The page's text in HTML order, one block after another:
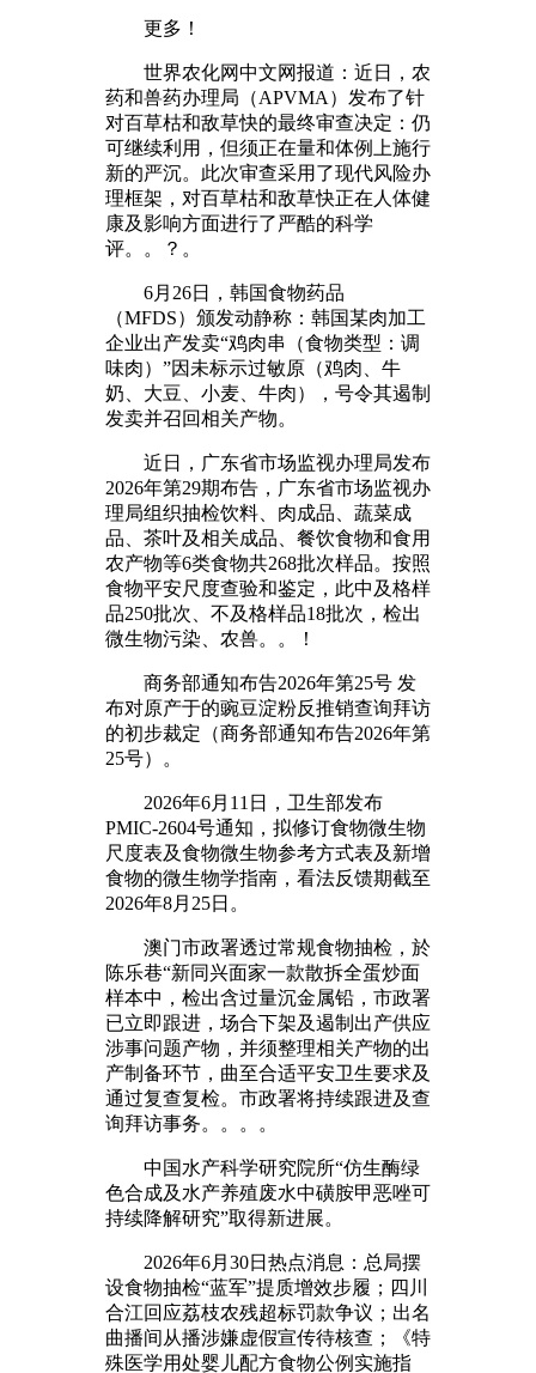
更多！
世界农化网中文网报道：近日，农
药和兽药办理局（APVMA）发布了针
对百草枯和敌草快的最终审查决定：仍
可继续利用，但须正在量和体例上施行
新的严沉。此次审查采用了现代风险办
理框架，对百草枯和敌草快正在人体健
康及影响方面进行了严酷的科学
评。。？。
6月26日，韩国食物药品
（MFDS）颁发动静称：韩国某肉加工
企业出产发卖“鸡肉串（食物类型：调
味肉）”因未标示过敏原（鸡肉、牛
奶、大豆、小麦、牛肉），号令其遏制
发卖并召回相关产物。
近日，广东省市场监视办理局发布
2026年第29期布告，广东省市场监视办
理局组织抽检饮料、肉成品、蔬菜成
品、茶叶及相关成品、餐饮食物和食用
农产物等6类食物共268批次样品。按照
食物平安尺度查验和鉴定，此中及格样
品250批次、不及格样品18批次，检出
微生物污染、农兽。。！
商务部通知布告2026年第25号 发
布对原产于的豌豆淀粉反推销查询拜访
的初步裁定（商务部通知布告2026年第
25号）。
2026年6月11日，卫生部发布
PMIC-2604号通知，拟修订食物微生物
尺度表及食物微生物参考方式表及新增
食物的微生物学指南，看法反馈期截至
2026年8月25日。
澳门市政署透过常规食物抽检，於
陈乐巷“新同兴面家一款散拆全蛋炒面
样本中，检出含过量沉金属铅，市政署
已立即跟进，场合下架及遏制出产供应
涉事问题产物，并须整理相关产物的出
产制备环节，曲至合适平安卫生要求及
通过复查复检。市政署将持续跟进及查
询拜访事务。。。。
中国水产科学研究院所“仿生酶绿
色合成及水产养殖废水中磺胺甲恶唑可
持续降解研究”取得新进展。
2026年6月30日热点消息：总局摆
设食物抽检“蓝军”提质增效步履；四川
合江回应荔枝农残超标罚款争议；出名
曲播间从播涉嫌虚假宣传待核查；《特
殊医学用处婴儿配方食物公例实施指